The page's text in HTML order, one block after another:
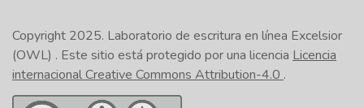
Copyright 2025. Laboratorio de escritura en línea Excelsior
(OWL) . Este sitio está protegido por una licencia Licencia
internacional Creative Commons Attribution-4.0 .